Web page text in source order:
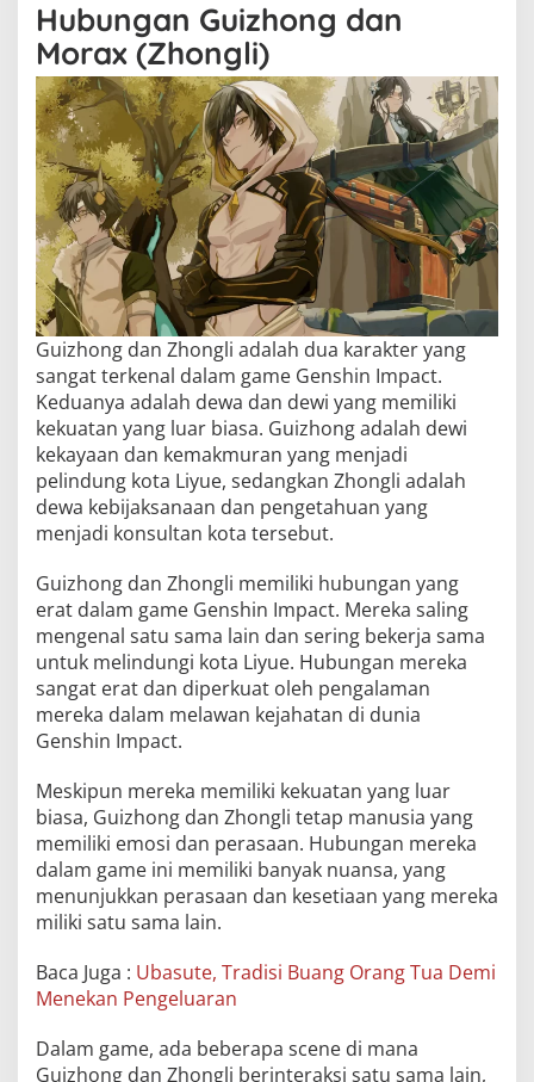
Hubungan Guizhong dan
Morax (Zhongli)
Guizhong dan Zhongli adalah dua karakter yang
sangat terkenal dalam game Genshin Impact.
Keduanya adalah dewa dan dewi yang memiliki
kekuatan yang luar biasa. Guizhong adalah dewi
kekayaan dan kemakmuran yang menjadi
pelindung kota Liyue, sedangkan Zhongli adalah
dewa kebijaksanaan dan pengetahuan yang
menjadi konsultan kota tersebut.
Guizhong dan Zhongli memiliki hubungan yang
erat dalam game Genshin Impact. Mereka saling
mengenal satu sama lain dan sering bekerja sama
untuk melindungi kota Liyue. Hubungan mereka
sangat erat dan diperkuat oleh pengalaman
mereka dalam melawan kejahatan di dunia
Genshin Impact.
Meskipun mereka memiliki kekuatan yang luar
biasa, Guizhong dan Zhongli tetap manusia yang
memiliki emosi dan perasaan. Hubungan mereka
dalam game ini memiliki banyak nuansa, yang
menunjukkan perasaan dan kesetiaan yang mereka
miliki satu sama lain.
Baca Juga : Ubasute, Tradisi Buang Orang Tua Demi
Menekan Pengeluaran
Dalam game, ada beberapa scene di mana
Guizhong dan Zhongli berinteraksi satu sama lain,